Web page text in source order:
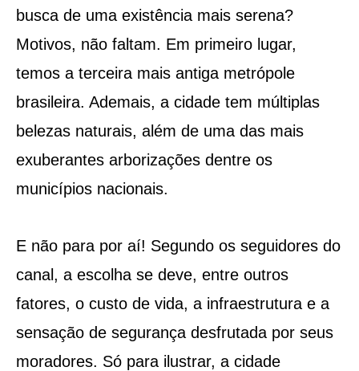
busca de uma existência mais serena?
Motivos, não faltam. Em primeiro lugar,
temos a terceira mais antiga metrópole
brasileira. Ademais, a cidade tem múltiplas
belezas naturais, além de uma das mais
exuberantes arborizações dentre os
municípios nacionais.
E não para por aí! Segundo os seguidores do
canal, a escolha se deve, entre outros
fatores, o custo de vida, a infraestrutura e a
sensação de segurança desfrutada por seus
moradores. Só para ilustrar, a cidade